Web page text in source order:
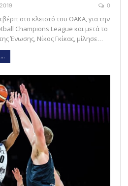
0
στο κλειστό του ΟΑΚΑ, για την
Champions League και μετά το
Ένωσης, Νίκος Γκίκας, μίλησε…